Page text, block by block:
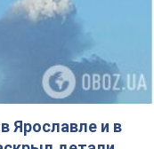
Ярославле и в